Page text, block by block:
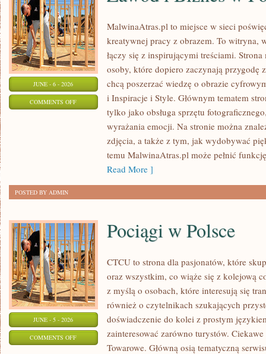
JUNE - 6 - 2026
COMMENTS OFFON
MalwinaAtras.pl to miejsce w sieci
kreatywnej pracy z obrazem. To witryna,
łączy się z inspirującymi treściami.
osoby, które dopiero zaczynają przygodę
chcą poszerzać wiedzę o obrazie
i Inspiracje i Style. Głównym tematem
tylko jako obsługa sprzętu
wyrażania emocji. Na stronie można
zdjęcia, a także z tym, jak wydobywać
temu MalwinaAtras.pl może pełnić
Read More ]
POSTED BY ADMIN
JUNE - 5 - 2026
COMMENTS OFFON
Pociągi w Polsce
CTCU to strona dla pasjonatów, które
oraz wszystkim, co wiąże się z kolejową
z myślą o osobach, które interesują się
również o czytelnikach szukających
doświadczenie do kolei z prostym
zainteresować zarówno turystów.
Towarowe. Główną osią tematyczną